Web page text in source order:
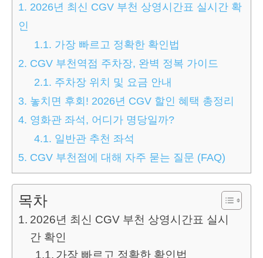
1. 2026년 최신 CGV 부천 상영시간표 실시간 확
인
1.1. 가장 빠르고 정확한 확인법
2. CGV 부천역점 주차장, 완벽 정복 가이드
2.1. 주차장 위치 및 요금 안내
3. 놓치면 후회! 2026년 CGV 할인 혜택 총정리
4. 영화관 좌석, 어디가 명당일까?
4.1. 일반관 추천 좌석
5. CGV 부천점에 대해 자주 묻는 질문 (FAQ)
목차
2026년 최신 CGV 부천 상영시간표 실시
간 확인
가장 빠르고 정확한 확인법